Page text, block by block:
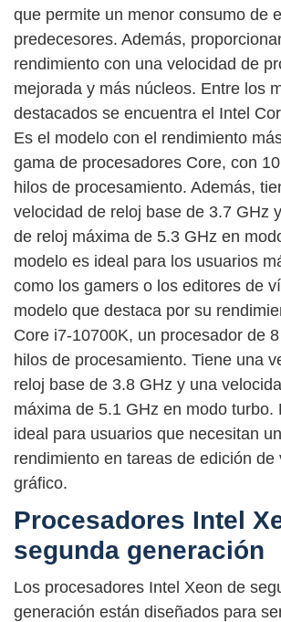
que permite un menor consumo de
predecesores. Además,
rendimiento con una velocidad de
mejorada y más núcleos. Entre los
destacados se encuentra el Intel
Es el modelo con el rendimiento
gama de procesadores Core, con
hilos de procesamiento. Además,
velocidad de reloj base de 3.7 GHz
de reloj máxima de 5.3 GHz en
modelo es ideal para los usuarios
como los gamers o los editores de
modelo que destaca por su
Core i7-10700K, un procesador de
hilos de procesamiento. Tiene una
reloj base de 3.8 GHz y una
máxima de 5.1 GHz en modo turbo.
ideal para usuarios que necesitan
rendimiento en tareas de edición
gráfico.
Procesadores Intel
segunda generación
Los procesadores Intel Xeon de
generación están diseñados para